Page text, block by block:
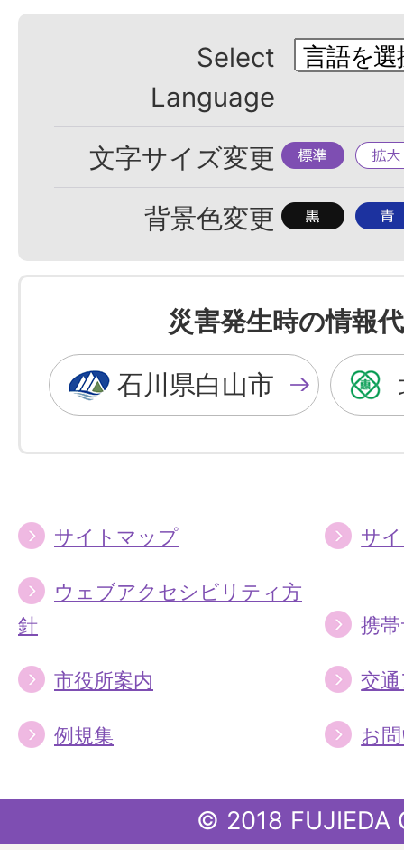
Select
Language
文字サイズ変更 標
準
拡
大
背景色変更 背
色
を
黒
色
に
背
色
を
青
色
に
災害発生時の情報
石川県白山市
サイトマップ サ
ウェブアクセシビリティ方
針
携
市役所案内 交
例規集 お
© 2018 FUJIEDA